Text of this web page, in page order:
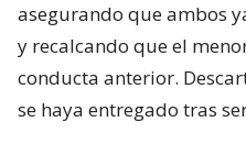
asegurando que ambos
y recalcando que el
conducta anterior.
se haya entregado tras